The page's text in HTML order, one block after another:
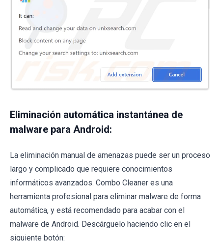
Eliminación automática instantánea de
malware para Android:
La eliminación manual de amenazas puede ser un proceso
largo y complicado que requiere conocimientos
informáticos avanzados. Combo Cleaner es una
herramienta profesional para eliminar malware de forma
automática, y está recomendado para acabar con el
malware de Android. Descárguelo haciendo clic en el
siguiente botón: